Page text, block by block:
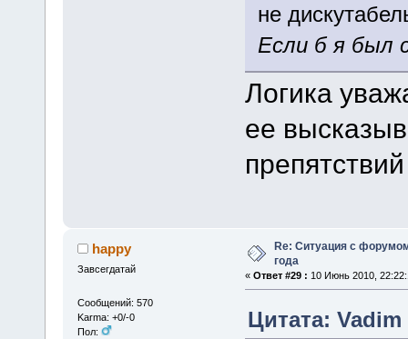
не
Если б я был
Логика
ее
happy
Завсегдатай
Сообщений: 570
Karma: +0/-0
Пол:
Re: Ситуация с
года
« Ответ #29 : 10 Июнь 2010,
Цитата: